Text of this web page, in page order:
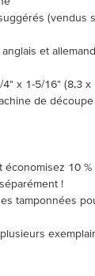
(vendus
et allemand
x 1-5/16" (8,3 x
de
économisez 10
!
tamponnées